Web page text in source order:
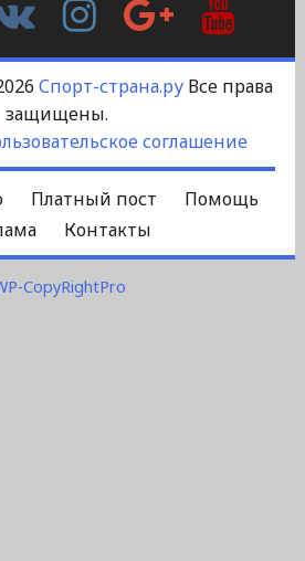
Контакте
Plus
Спорт-страна.руВсе права
защищены.
соглашение
Платный пост
Помощь
Контакты
CopyRightPro